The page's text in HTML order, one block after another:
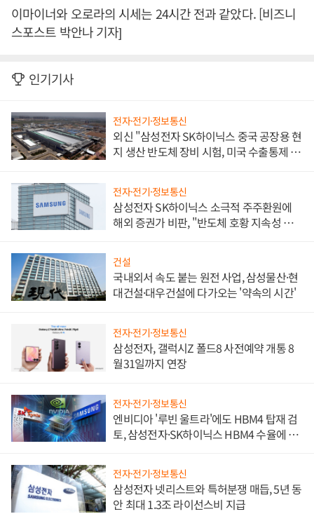
이마이너와 오로라의 시세는 24시간 전과 같았다. [비즈니
스포스트 박안나 기자]
인기기사
전자·전기·정보통신
외신 "삼성전자 SK하이닉스 중국 공장용 현
지 생산 반도체 장비 시험, 미국 수출통제 대
전자·전기·정보통신
삼성전자 SK하이닉스 소극적 주주환원에
해외 증권가 비판, "반도체 호황 지속성 의
건설
국내외서 속도 붙는 원전 사업, 삼성물산·현
대건설·대우건설에 다가오는 '약속의 시간'
전자·전기·정보통신
삼성전자, 갤럭시Z 폴드8 사전예약 개통 8
월31일까지 연장
전자·전기·정보통신
엔비디아 '루빈 울트라'에도 HBM4 탑재 검
토, 삼성전자·SK하이닉스 HBM4 수율에 주
전자·전기·정보통신
삼성전자 넷리스트와 특허분쟁 매듭, 5년 동
안 최대 1.3조 라이선스비 지급